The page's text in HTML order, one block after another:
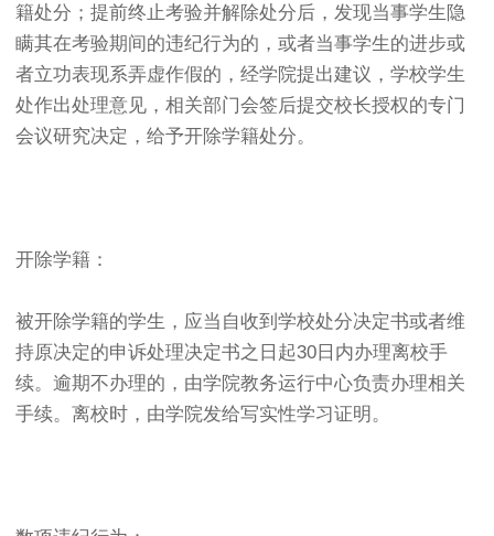
籍处分；提前终止考验并解除处分后，发现当事学生隐
瞒其在考验期间的违纪行为的，或者当事学生的进步或
者立功表现系弄虚作假的，经学院提出建议，学校学生
处作出处理意见，相关部门会签后提交校长授权的专门
会议研究决定，给予开除学籍处分。
开除学籍：
被开除学籍的学生，应当自收到学校处分决定书或者维
持原决定的申诉处理决定书之日起30日内办理离校手
续。逾期不办理的，由学院教务运行中心负责办理相关
手续。离校时，由学院发给写实性学习证明。